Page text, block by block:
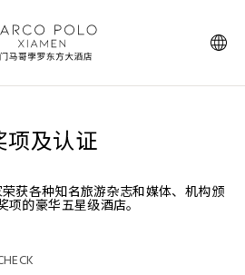
项及认证
获各种知名旅游杂志和媒体、机构颁
项的豪华五星级酒店。